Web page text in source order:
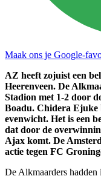
Maak ons je Google-
AZ heeft zojuist een
Heerenveen. De
Stadion met 1-2 door
Boadu. Chidera Ejuke
evenwicht. Het is een
dat door de
Ajax komt. De
actie tegen FC
De Alkmaarders hadden